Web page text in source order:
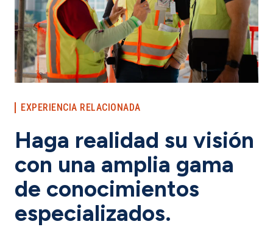
EXPERIENCIA RELACIONADA
Haga realidad su visión
con una amplia gama
de conocimientos
especializados.